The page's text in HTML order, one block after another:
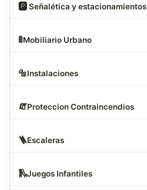
🅿️ Señalética y estacionamientos
🚦Mobiliario Urbano
🔩Instalaciones
🧯Proteccion Contraincendios
🪜Escaleras
🛝Juegos Infantiles